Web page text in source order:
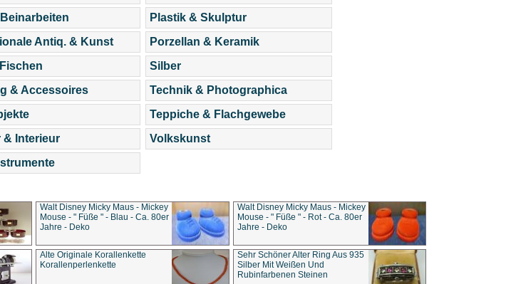
Antiq. & Kunst
& Accessoires
& Interieur
Plastik & Skulptur
Porzellan & Keramik
Silber
Technik & Photographica
Teppiche & Flachgewebe
Volkskunst
Walt Disney Micky Maus - Mickey
Mouse - " Füße " - Blau - Ca. 80er
Jahre - Deko
Walt Disney Micky Maus - Mickey
Mouse - " Füße " - Rot - Ca. 80er
Jahre - Deko
Alte Originale Korallenkette
Korallenperlenkette
Sehr Schöner Alter Ring Aus 935
Silber Mit Weißen Und
Rubinfarbenen Steinen